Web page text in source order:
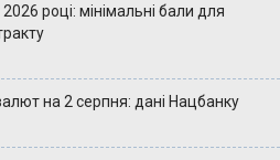
році: мінімальні бали для
на 2 серпня: дані Нацбанку